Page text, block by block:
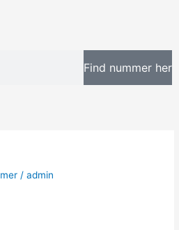
Find nummer her
/admin